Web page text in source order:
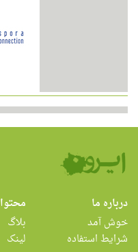
درباره ما
خوش آمد
شرایط استفاده
محتوا
بلاگ
لینک